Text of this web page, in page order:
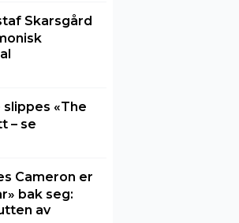
Skarsgård
slippes «The
– se
Cameron er
bak seg:
av